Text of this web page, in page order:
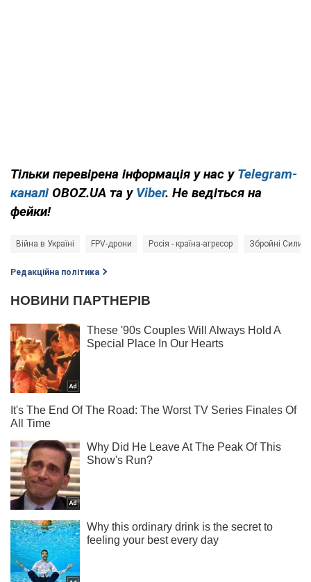
Тільки перевірена інформація у нас у Telegram-
каналі OBOZ.UA та у Viber. Не ведіться на
фейки!
Війна в Україні FPV-дрони Росія - країна-агресор Збройні Сили
Редакційна політика